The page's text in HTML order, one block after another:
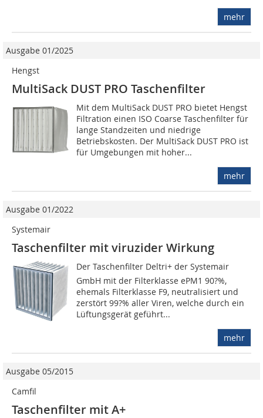
mehr
Ausgabe 01/2025
Hengst
MultiSack DUST PRO Taschenfilter
Mit dem MultiSack DUST PRO bietet Hengst
Filtration einen ISO Coarse Taschenfilter für
lange Standzeiten und niedrige
Betriebskosten. Der MultiSack DUST PRO ist
für Umgebungen mit hoher...
mehr
Ausgabe 01/2022
Systemair
Taschenfilter mit viruzider Wirkung
Der Taschenfilter Deltri+ der Systemair
GmbH mit der Filterklasse ePM1 90?%,
ehemals Filterklasse F9, neutralisiert und
zerstört 99?% aller Viren, welche durch ein
Lüftungsgerät geführt...
mehr
Ausgabe 05/2015
Camfil
Taschenfilter mit A+